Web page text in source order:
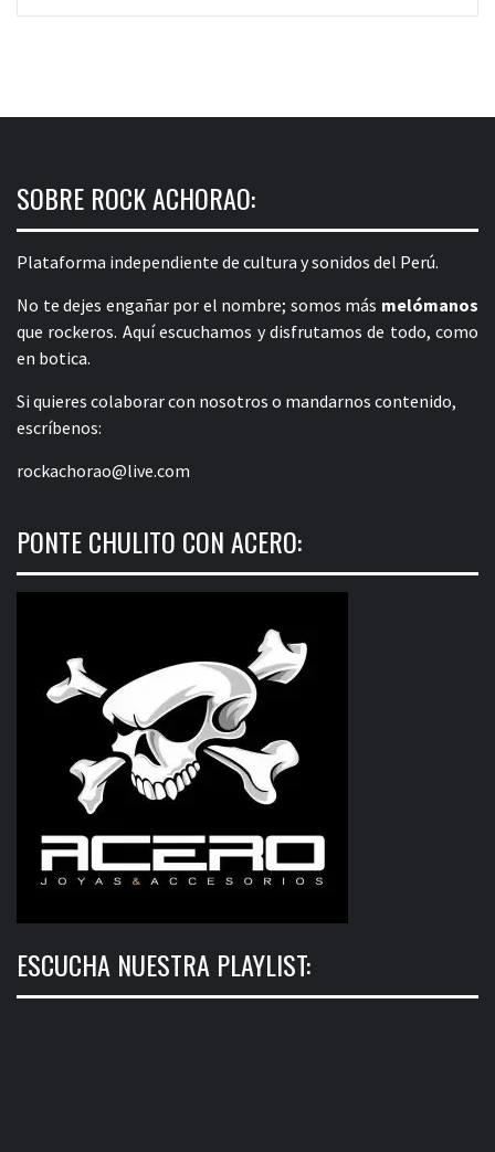
SOBRE ROCK ACHORAO:
Plataforma independiente de cultura y sonidos del Perú.
No te dejes engañar por el nombre; somos más melómanos
que rockeros. Aquí escuchamos y disfrutamos de todo, como
en botica.
Si quieres colaborar con nosotros o mandarnos contenido,
escríbenos:
rockachorao@live.com
PONTE CHULITO CON ACERO:
ESCUCHA NUESTRA PLAYLIST: